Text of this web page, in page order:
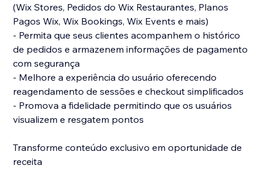
(Wix Stores, Pedidos do Wix Restaurantes, Planos
Pagos Wix, Wix Bookings, Wix Events e mais)
- Permita que seus clientes acompanhem o histórico
de pedidos e armazenem informações de pagamento
com segurança
- Melhore a experiência do usuário oferecendo
reagendamento de sessões e checkout simplificados
- Promova a fidelidade permitindo que os usuários
visualizem e resgatem pontos
Transforme conteúdo exclusivo em oportunidade de
receita